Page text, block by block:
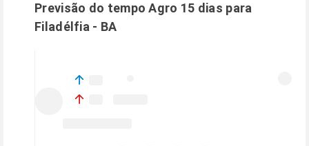
Previsão do tempo Agro 15 dias para
Filadélfia - BA